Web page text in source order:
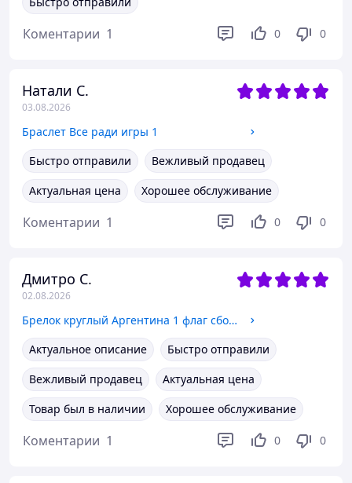
Коментарии 1 0 0
Натали С.
03.08.2026
Браслет Все ради игры 1
Быстро отправили
Вежливый продавец
Актуальная цена
Хорошее обслуживание
Коментарии 1 0 0
Дмитро С.
02.08.2026
Брелок круглый Аргентина 1 флаг сборной по футболу Бижутерный сплав, 2,5 см
Актуальное описание
Быстро отправили
Вежливый продавец
Актуальная цена
Товар был в наличии
Хорошее обслуживание
Коментарии 1 0 0